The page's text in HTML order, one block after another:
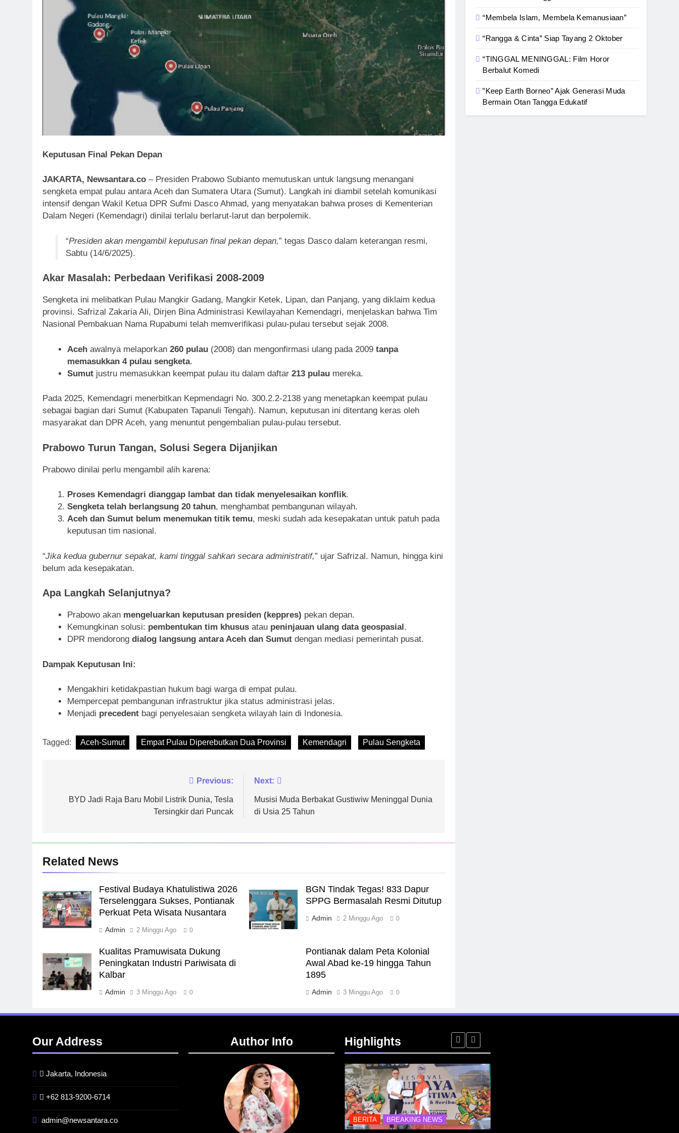
Keputusan Final Pekan Depan
JAKARTA, Newsantara.co – Presiden Prabowo Subianto memutuskan untuk langsung menangani
sengketa empat pulau antara Aceh dan Sumatera Utara (Sumut). Langkah ini diambil setelah komunikasi
intensif dengan Wakil Ketua DPR Sufmi Dasco Ahmad, yang menyatakan bahwa proses di Kementerian
Dalam Negeri (Kemendagri) dinilai terlalu berlarut-larut dan berpolemik.
“Presiden akan mengambil keputusan final pekan depan,” tegas Dasco dalam keterangan resmi,
Sabtu (14/6/2025).
Akar Masalah: Perbedaan Verifikasi 2008-2009
Sengketa ini melibatkan Pulau Mangkir Gadang, Mangkir Ketek, Lipan, dan Panjang, yang diklaim kedua
provinsi. Safrizal Zakaria Ali, Dirjen Bina Administrasi Kewilayahan Kemendagri, menjelaskan bahwa Tim
Nasional Pembakuan Nama Rupabumi telah memverifikasi pulau-pulau tersebut sejak 2008.
Acehawalnya melaporkan 260 pulau(2008) dan mengonfirmasi ulang pada 2009 tanpa
memasukkan 4 pulau sengketa.
Sumutjustru memasukkan keempat pulau itu dalam daftar 213 pulaumereka.
Pada 2025, Kemendagri menerbitkan Kepmendagri No. 300.2.2-2138 yang menetapkan keempat pulau
sebagai bagian dari Sumut (Kabupaten Tapanuli Tengah). Namun, keputusan ini ditentang keras oleh
masyarakat dan DPR Aceh, yang menuntut pengembalian pulau-pulau tersebut.
Prabowo Turun Tangan, Solusi Segera Dijanjikan
Prabowo dinilai perlu mengambil alih karena:
Proses Kemendagri dianggap lambat dan tidak menyelesaikan konflik.
Sengketa telah berlangsung 20 tahun, menghambat pembangunan wilayah.
Aceh dan Sumut belum menemukan titik temu, meski sudah ada kesepakatan untuk patuh pada
keputusan tim nasional.
“Jika kedua gubernur sepakat, kami tinggal sahkan secara administratif,” ujar Safrizal. Namun, hingga kini
belum ada kesepakatan.
Apa Langkah Selanjutnya?
Prabowo akan mengeluarkan keputusan presiden (keppres) pekan depan.
Kemungkinan solusi: pembentukan tim khususatau peninjauan ulang data geospasial.
DPR mendorong dialog langsung antara Aceh dan Sumutdengan mediasi pemerintah pusat.
Dampak Keputusan Ini:
Mengakhiri ketidakpastian hukum bagi warga di empat pulau.
Mempercepat pembangunan infrastruktur jika status administrasi jelas.
Menjadi precedentbagi penyelesaian sengketa wilayah lain di Indonesia.
Tagged: Aceh-Sumut Empat Pulau Diperebutkan Dua Provinsi Kemendagri Pulau Sengketa
pos
Previous:
BYD Jadi Raja Baru Mobil Listrik Dunia, Tesla
Tersingkir dari Puncak
Next:
Musisi Muda Berbakat Gustiwiw Meninggal Dunia
di Usia 25 Tahun
Related News
Festival Budaya Khatulistiwa 2026
Terselenggara Sukses, Pontianak
Perkuat Peta Wisata Nusantara
Admin 2 Minggu Ago 0
BGN Tindak Tegas! 833 Dapur
SPPG Bermasalah Resmi Ditutup
Admin 2 Minggu Ago 0
Kualitas Pramuwisata Dukung
Peningkatan Industri Pariwisata di
Kalbar
Admin 3 Minggu Ago 0
Pontianak dalam Peta Kolonial
Awal Abad ke-19 hingga Tahun
1895
Admin 3 Minggu Ago 0
“Membela Islam, Membela Kemanusiaan”
“Rangga & Cinta” Siap Tayang 2 Oktober
“TINGGAL MENINGGAL: Film Horor
Berbalut Komedi
‟Keep Earth Borneo” Ajak Generasi Muda
Bermain Otan Tangga Edukatif
Our Address
Jakarta, Indonesia
+62 813-9200-6714
admin@newsantara.co
Author Info Highlights
BERITA BREAKING NEWS INFRASTRUKTUR IT & TEKNOLOGI BERITA BREAKING NEWS